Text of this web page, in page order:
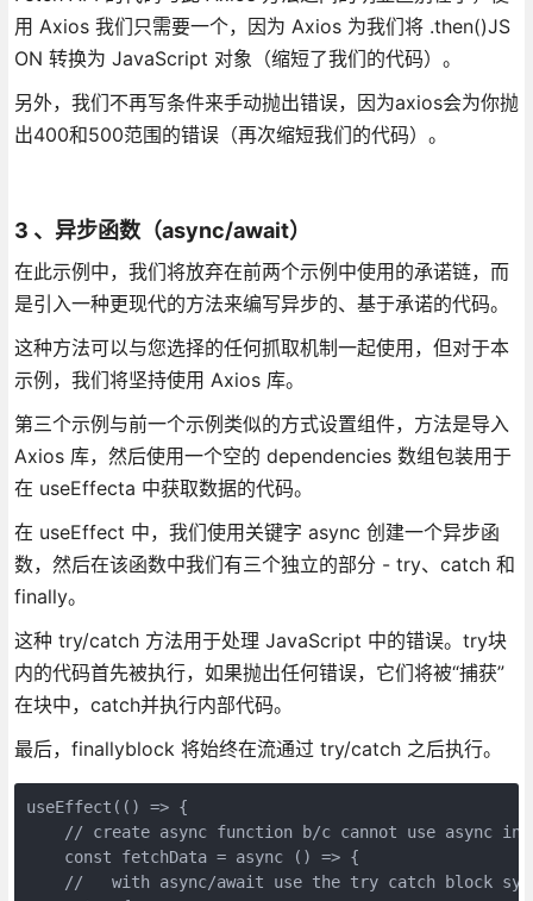
用 Axios 我们只需要一个，因为 Axios 为我们将 .then()JS
ON 转换为 JavaScript 对象（缩短了我们的代码）。
另外，我们不再写条件来手动抛出错误，因为axios会为你抛
出400和500范围的错误（再次缩短我们的代码）。
3 、异步函数（async/await）
在此示例中，我们将放弃在前两个示例中使用的承诺链，而
是引入一种更现代的方法来编写异步的、基于承诺的代码。
这种方法可以与您选择的任何抓取机制一起使用，但对于本
示例，我们将坚持使用 Axios 库。
第三个示例与前一个示例类似的方式设置组件，方法是导入
Axios 库，然后使用一个空的 dependencies 数组包装用于
在 useEffecta 中获取数据的代码。
在 useEffect 中，我们使用关键字 async 创建一个异步函
数，然后在该函数中我们有三个独立的部分 - try、catch 和
finally。
这种 try/catch 方法用于处理 JavaScript 中的错误。try块
内的代码首先被执行，如果抛出任何错误，它们将被“捕获”
在块中，catch并执行内部代码。
最后，finallyblock 将始终在流通过 try/catch 之后执行。
useEffect(() => {
// create async function b/c cannot use async in
    const fetchData = async () => {
//   with async/await use the try catch block